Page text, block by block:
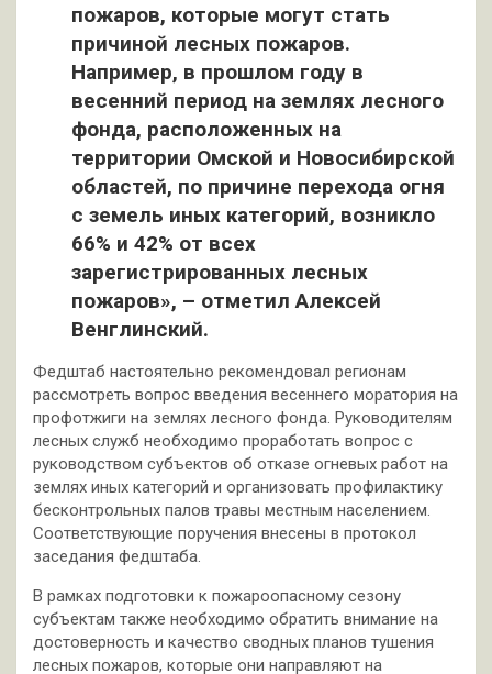
пожаров, которые могут стать
причиной лесных пожаров.
Например, в прошлом году в
весенний период на землях лесного
фонда, расположенных на
территории Омской и Новосибирской
областей, по причине перехода огня
с земель иных категорий, возникло
66% и 42% от всех
зарегистрированных лесных
пожаров», – отметил Алексей
Венглинский.
Федштаб настоятельно рекомендовал регионам
рассмотреть вопрос введения весеннего моратория на
профотжиги на землях лесного фонда. Руководителям
лесных служб необходимо проработать вопрос с
руководством субъектов об отказе огневых работ на
землях иных категорий и организовать профилактику
бесконтрольных палов травы местным населением.
Соответствующие поручения внесены в протокол
заседания федштаба.
В рамках подготовки к пожароопасному сезону
субъектам также необходимо обратить внимание на
достоверность и качество сводных планов тушения
лесных пожаров, которые они направляют на